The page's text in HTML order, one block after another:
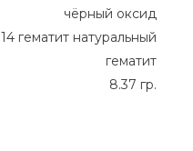
чёрный оксид
14 гематит натуральный
гематит
8.37 гр.